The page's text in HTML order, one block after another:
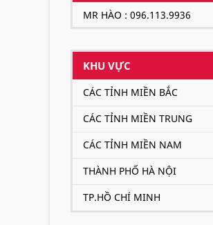
MR HÀO : 096.113.9936
KHU VỰC
CÁC TỈNH MIỀN BẮC
CÁC TỈNH MIỀN TRUNG
CÁC TỈNH MIỀN NAM
THÀNH PHỐ HÀ NỘI
TP.HỒ CHÍ MINH